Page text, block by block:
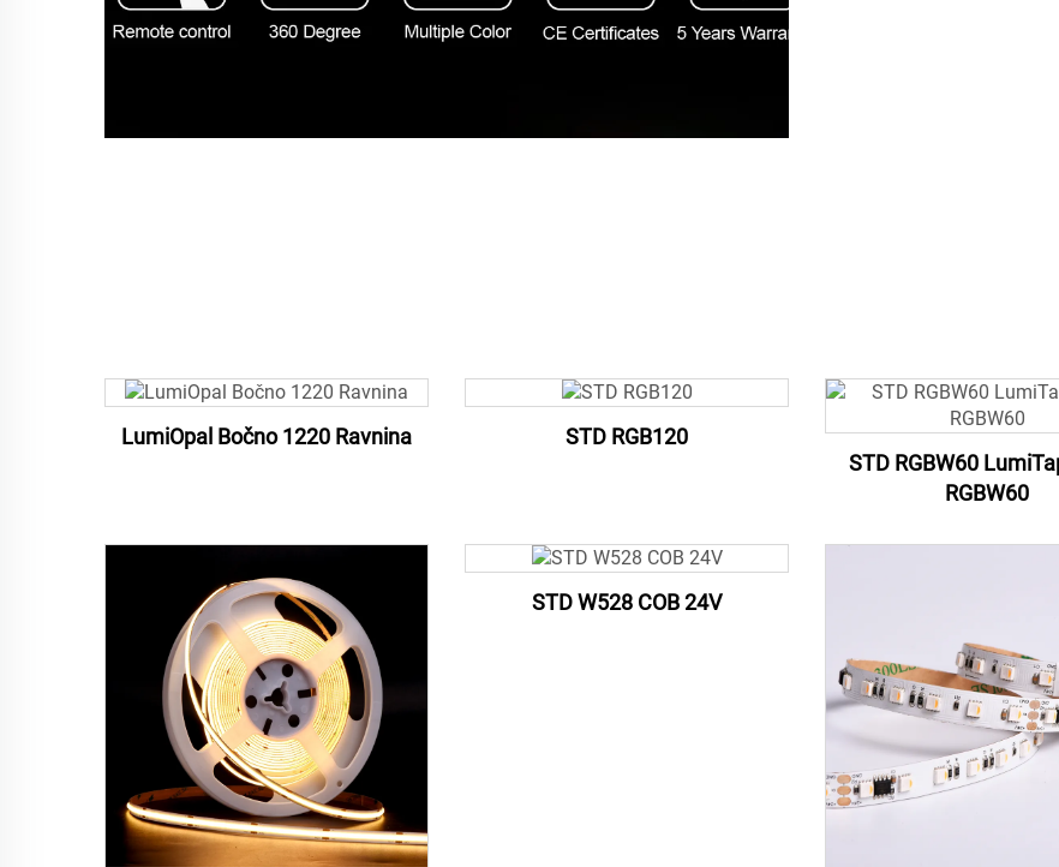
LumiOpal Bočno 1220 Ravnina
STD RGB120
STD RGBW60
RGBW60
STD W528 COB 24V